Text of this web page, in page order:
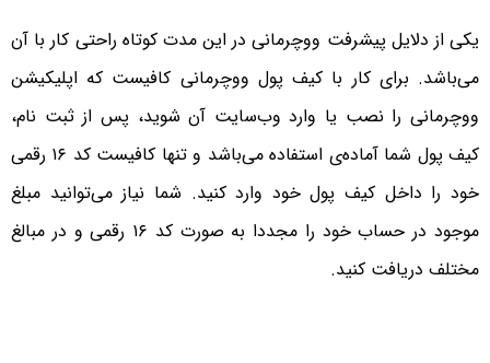
یکی‌ از دلایل پیشرفت ووچرمانی در این مدت کوتاه راحتی کار با آن
می‌باشد. برای کار با کیف پول ووچرمانی کافیست که اپلیکیشن
ووچرمانی را نصب یا وارد وب‌سایت آن شوید، پس از ثبت نام،
کیف پول شما آماده‌ی استفاده می‌باشد و تنها کافیست کد ۱۶ رقمی
خود را داخل کیف پول خود وارد کنید. شما نیاز می‌توانید مبلغ
موجود در حساب خود را مجددا به صورت کد ۱۶ رقمی‌ و در مبالغ
مختلف دریافت کنید.